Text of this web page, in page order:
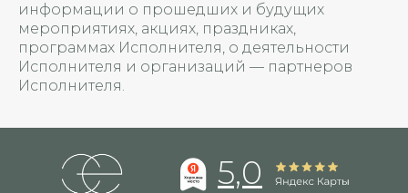
информации о прошедших и будущих
мероприятиях, акциях, праздниках,
программах Исполнителя, о деятельности
Исполнителя и организаций — партнеров
Исполнителя.
5,0